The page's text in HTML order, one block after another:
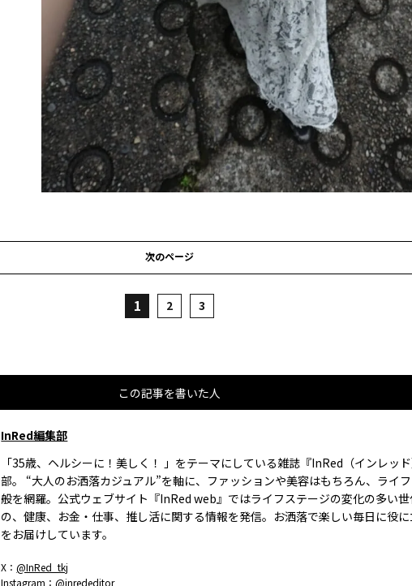
次のページ
1 2 3
この記事を書いた人
InRed編集部
「35歳、ヘルシーに！美しく！ 」をテーマにしている雑誌『InRed（インレッ
部。 “大人のお洒落カジュアル”を軸に、ファッションや美容はもちろん、ライ
般を網羅。公式ウェブサイト『InRed web』ではライフステージの変化の多い
の、健康、お金・仕事、推し活に関する情報を発信。お洒落で楽しい毎日に役
をお届けしています。
X：@InRed_tkj
Instagram：@inrededitor